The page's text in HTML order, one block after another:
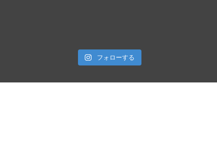
フォローする